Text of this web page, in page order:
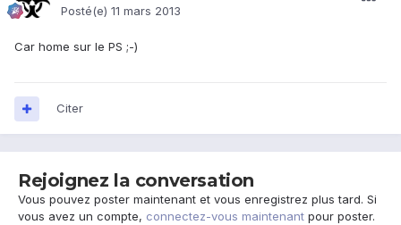
Posté(e) 11 mars 2013
Car home sur le PS ;-)
Citer
Rejoignez la conversation
Vous pouvez poster maintenant et vous enregistrez plus tard. Si
vous avez un compte, connectez-vous maintenant pour poster.